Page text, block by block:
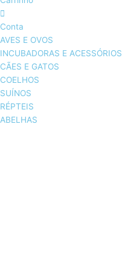
Conta
AVES E OVOS
INCUBADORAS E ACESSÓRIOS
CÃES E GATOS
COELHOS
SUÍNOS
RÉPTEIS
ABELHAS